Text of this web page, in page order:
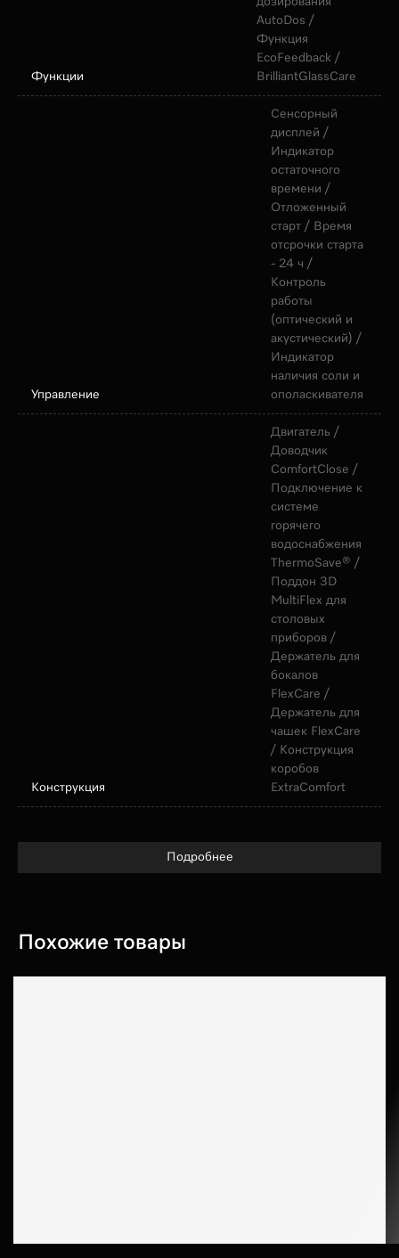
Функции
AutoDos /
Функция
EcoFeedback /
BrilliantGlassCare
Управление
Сенсорный
дисплей /
Индикатор
остаточного
времени /
Отложенный
старт / Время
отсрочки старта
- 24 ч /
Контроль
работы
(оптический и
акустический) /
Индикатор
наличия соли и
ополаскивателя
Конструкция
Двигатель /
Доводчик
ComfortClose /
Подключение к
системе
горячего
водоснабжения
ThermoSave® /
Поддон 3D
MultiFlex для
столовых
приборов /
Держатель для
бокалов
FlexCare /
Держатель для
чашек FlexCare
/ Конструкция
коробов
ExtraComfort
Подробнее
Похожие товары